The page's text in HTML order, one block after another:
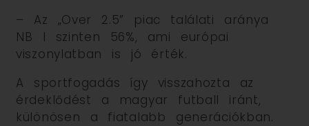
– Az „Over 2.5” piac találati aránya
NB I szinten 56%, ami európai
viszonylatban is jó érték.
A sportfogadás így visszahozta az
érdeklődést a magyar futball iránt,
különösen a fiatalabb generációkban.